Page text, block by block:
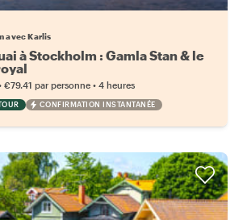
avec Karlis
à Stockholm : Gamla Stan & le
€79.41 par personne • 4 heures
CONFIRMATION INSTANTANÉE